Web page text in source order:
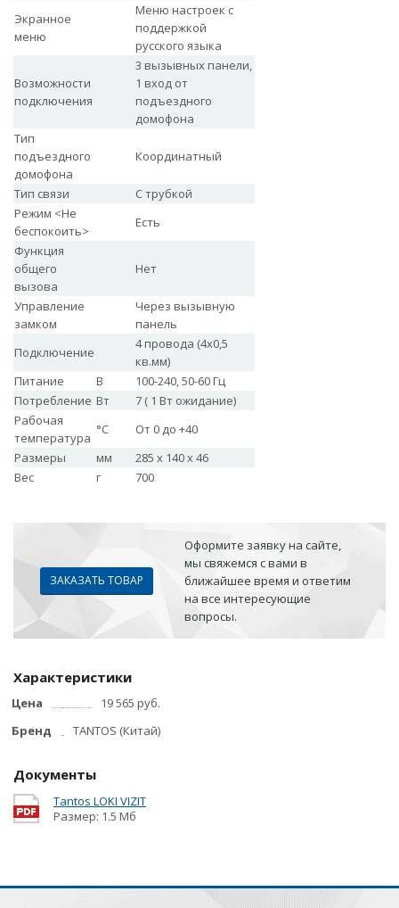
Экранное
меню
Меню настроек с
поддержкой
русского языка
Возможности
подключения
3 вызывных панели,
1 вход от
подъездного
домофона
Тип
подъездного
домофона
Координатный
Тип связи
С трубкой
Режим <Не
беспокоить>
Есть
Функция
общего
вызова
Нет
Управление
замком
Через вызывную
панель
Подключение
4 провода (4х0,5
кв.мм)
Питание
В
100-240, 50-60 Гц
Потребление Вт
7 ( 1 Вт ожидание)
Рабочая
температура
°С
От 0 до +40
Размеры
мм
285 х 140 х 46
Вес
г 700
ЗАКАЗАТЬ ТОВАР
Оформите заявку на сайте,
мы свяжемся с вами в
ближайшее время и ответим
на все интересующие
вопросы.
Характеристики
Цена
19 565 руб.
Бренд
TANTOS (Китай)
Документы
Tantos LOKI VIZIT
Размер: 1.5 Мб